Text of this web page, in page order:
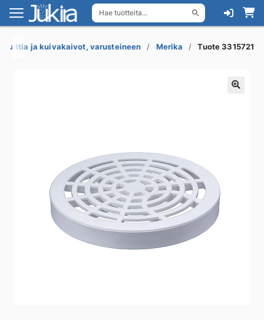
Hae tuotteita...
Siirry
navigointiin
Siirry
sisältöön
Lattia ja kuivakaivot, varusteineen Merika Tuote 3315721